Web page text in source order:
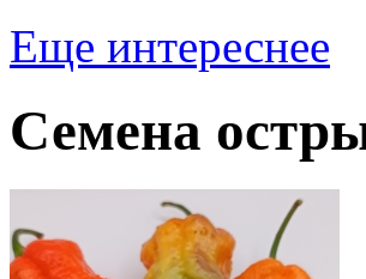
Еще интереснее
Семена